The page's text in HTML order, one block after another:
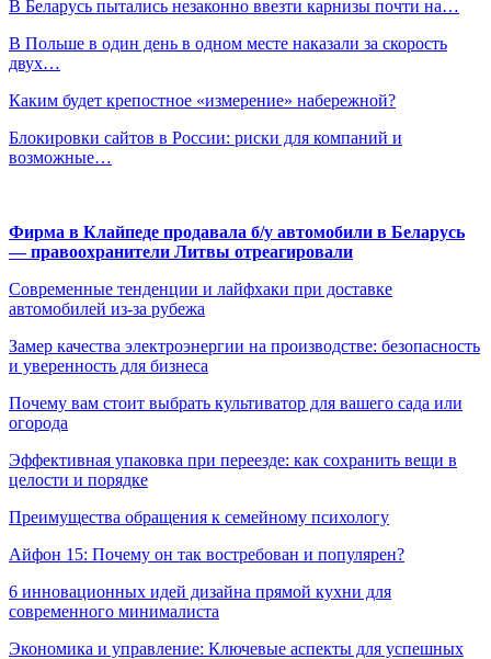
В Беларусь пытались незаконно ввезти карнизы почти на…
В Польше в один день в одном месте наказали за скорость
двух…
Каким будет крепостное «измерение» набережной?
Блокировки сайтов в России: риски для компаний и
возможные…
Фирма в Клайпеде продавала б/у автомобили в Беларусь
— правоохранители Литвы отреагировали
Современные тенденции и лайфхаки при доставке
автомобилей из-за рубежа
Замер качества электроэнергии на производстве: безопасность
и уверенность для бизнеса
Почему вам стоит выбрать культиватор для вашего сада или
огорода
Эффективная упаковка при переезде: как сохранить вещи в
целости и порядке
Преимущества обращения к семейному психологу
Айфон 15: Почему он так востребован и популярен?
6 инновационных идей дизайна прямой кухни для
современного минималиста
Экономика и управление: Ключевые аспекты для успешных